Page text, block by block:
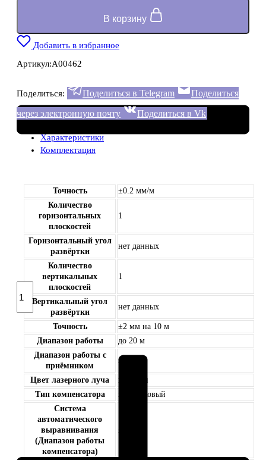
Количество
товара
Лазерный
нивелир
ADA
Cube
Professional
В корзину
Добавить в избранное
Артикул:A00462
Поделиться: Поделиться в Telegram
Поделиться
через электронную почту
Поделиться в Vk
Характеристики
Комплектация
Точность
±0.2 мм/м
Количество
горизонтальных
плоскостей
1
Горизонтальный угол
развёртки
нет данных
Количество
вертикальных
плоскостей
1
Вертикальный угол
развёртки
нет данных
Точность
±2 мм на 10 м
Диапазон работы
до 20 м
Диапазон работы с
приёмником
нет
Цвет лазерного луча
красный
Тип компенсатора
маятниковый
Система
автоматического
выравнивания
(Диапазон работы
компенсатора)
± 3°